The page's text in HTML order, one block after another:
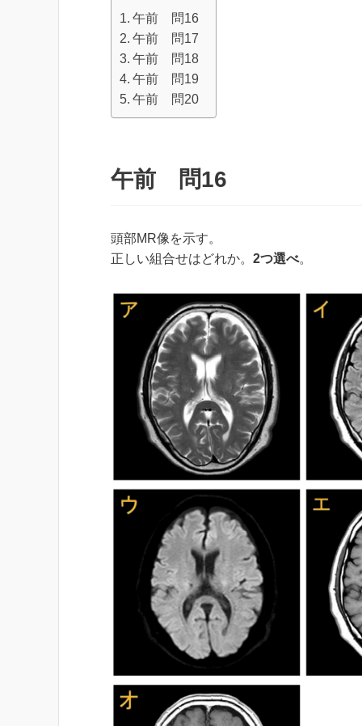
午前 問16
午前 問17
午前 問18
午前 問19
午前 問20
午前 問16
頭部MR像を示す。
正しい組合せはどれか。 2つ選べ。